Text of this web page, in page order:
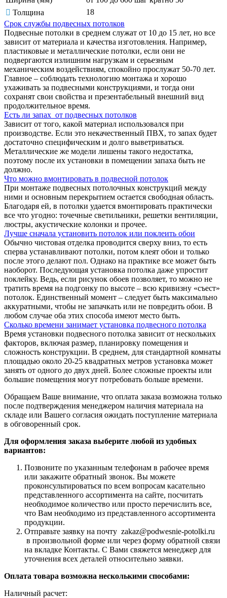
Толщина
18
Срок службы подвесных потолков
Подвесные потолки в среднем служат от 10 до 15 лет, но все
зависит от материала и качества изготовления. Например,
пластиковые и металлические потолки, если они не
подвергаются излишним нагрузкам и серьезным
механическим воздействиям, спокойно прослужат 50-70 лет.
Главное – соблюдать технологию монтажа и хорошо
ухаживать за подвесными конструкциями, и тогда они
сохранят свои свойства и презентабельный внешний вид
продолжительное время.
Есть ли запах от подвесных потолков
Зависит от того, какой материал использовался при
производстве. Если это некачественный ПВХ, то запах будет
достаточно специфическим и долго выветриваться.
Металлические же модели лишены такого недостатка,
поэтому после их установки в помещении запаха быть не
должно.
Что можно вмонтировать в подвесной потолок
При монтаже подвесных потолочных конструкций между
ними и основным перекрытием остается свободная область.
Благодаря ей, в потолки удается вмонтировать практически
все что угодно: точечные светильники, решетки вентиляции,
люстры, акустические колонки и прочее.
Лучше сначала установить потолок или поклеить обои
Обычно чистовая отделка проводится сверху вниз, то есть
сперва устанавливают потолки, потом клеят обои и только
после этого делают пол. Однако на практике все может быть
наоборот. Последующая установка потолка даже упростит
поклейку. Ведь, если рисунок обоев позволяет, то можно не
тратить время на подгонку по высоте – всю кривизну «съест»
потолок. Единственный момент – следует быть максимально
аккуратными, чтобы не запачкать или не повредить обои. В
любом случае оба этих способа имеют место быть.
Сколько времени занимает установка подвесного потолка
Время установки подвесного потолка зависит от нескольких
факторов, включая размер, планировку помещения и
сложность конструкции. В среднем, для стандартной комнаты
площадью около 20-25 квадратных метров установка может
занять от одного до двух дней. Более сложные проекты или
большие помещения могут потребовать больше времени.
Обращаем Ваше внимание, что оплата заказа возможна только
после подтверждения менеджером наличия материала на
складе или Вашего согласия ожидать поступление материала
в обговоренный срок.
Для оформления заказа выберите любой из удобных
вариантов:
Позвоните по указанным телефонам в рабочее время
или закажите обратный звонок. Вы можете
проконсультироваться по всем вопросам касательно
представленного ассортимента на сайте, посчитать
необходимое количество или просто перечислить все,
что Вам необходимо из представленного ассортимента
продукции.
Отправьте заявку на почту zakaz@podwesnie-potolki.ru
в произвольной форме или через форму обратной связи
на вкладке Контакты. С Вами свяжется менеджер для
уточнения всех деталей относительно заявки.
Оплата товара возможна несколькими способами:
Наличный расчет: